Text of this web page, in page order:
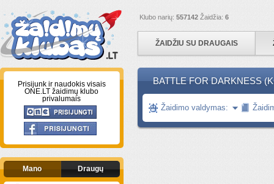
Klubo narių: 557142 Žaidžia: 6
ŽAIDŽIU SU DRAUGAIS
Prisijunk ir naudokis visais
ONE.LT žaidimų klubo
privalumais
Mano Draugų
BATTLE FOR DARKNESS
Žaidimo valdymas: